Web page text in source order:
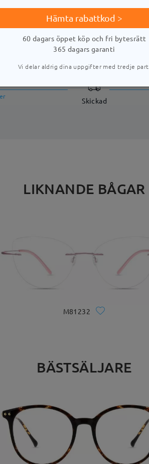
LEVERANS
Skickad
LIKNANDE BÅGAR
M81232
BÄSTSÄLJARE
Hämta rabattkod >
60 dagars öppet köp och fri bytesrätt
365 dagars garanti
Vi delar aldrig dina uppgifter med tredje part.